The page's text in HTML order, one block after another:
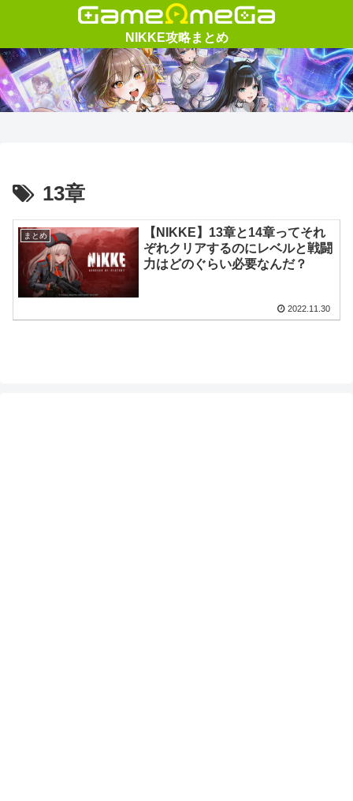
13章
まとめ
【NIKKE】13章と14章ってそれ
ぞれクリアするのにレベルと戦闘
力はどのぐらい必要なんだ？
2022.11.30